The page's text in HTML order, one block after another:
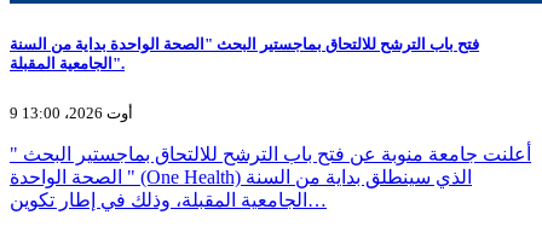
فتح باب الترشح للالتحاق بماجستير البحث "الصحة الواحدة بداية من السنة
الجامعية المقبلة".
9 أوت 2026، 13:00
أعلنت جامعة منوبة عن فتح باب الترشح للالتحاق بماجستير البحث "
الصحة الواحدة " (One Health) الذي سينطلق بداية من السنة
الجامعية المقبلة، وذلك في إطار تكوين…